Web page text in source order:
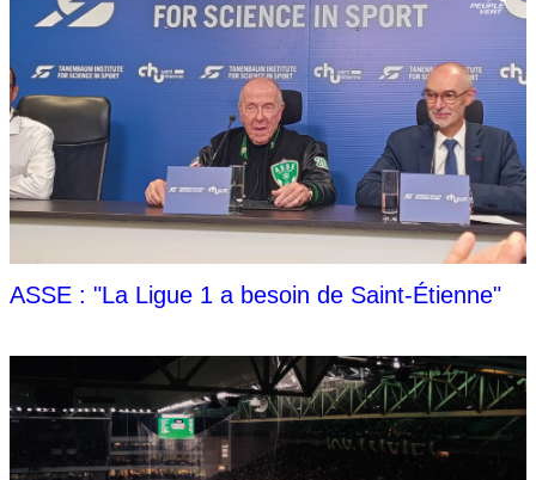
ASSE : "La Ligue 1 a besoin de Saint-Étienne"